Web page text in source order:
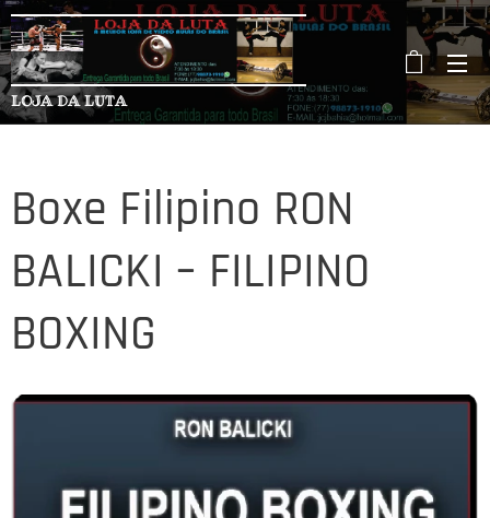
LOJA DA LUTA
Boxe Filipino RON
BALICKI – FILIPINO
BOXING